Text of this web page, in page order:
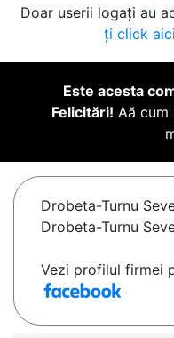
Doar userii logați au
ți click
Este acesta
Felicitări! Aă cum
Drobeta-Turnu
Drobeta-Turnu
Vezi profilul firmei